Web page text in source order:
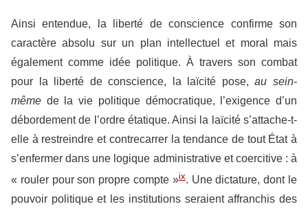
Ainsi entendue, la liberté de conscience confirme son
caractère absolu sur un plan intellectuel et moral mais
également comme idée politique. À travers son combat
pour la liberté de conscience, la laïcité pose,au sein-
même de la vie politique démocratique, l’exigence d’un
débordement de l’ordre étatique. Ainsi la laïcité s’attache-t-
elle à restreindre et contrecarrer la tendance de tout État à
s’enfermer dans une logique administrative et coercitive : à
« rouler pour son propre compte »ix. Une dictature, dont le
pouvoir politique et les institutions seraient affranchis des